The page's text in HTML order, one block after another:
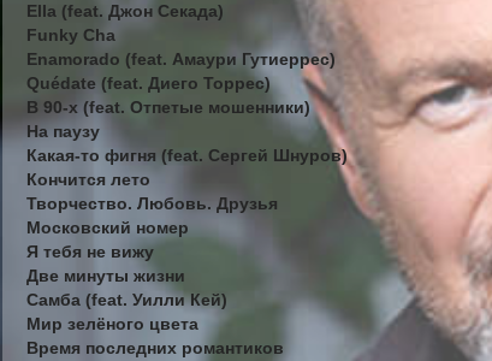
Ella (feat. Джон Секада)
Funky Cha
Enamorado (feat. Амаури Гутиеррес)
Quédate (feat. Диего Торрес)
В 90-х (feat. Отпетые мошенники)
На паузу
Какая-то фигня (feat. Сергей Шнуров)
Кончится лето
Творчество. Любовь. Друзья
Московский номер
Я тебя не вижу
Две минуты жизни
Самба (feat. Уилли Кей)
Мир зелёного цвета
Время последних романтиков